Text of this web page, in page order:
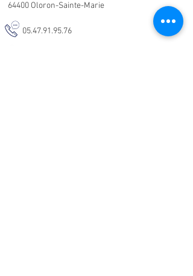
64400 Oloron-Sainte-Marie
05.47.91.95.76